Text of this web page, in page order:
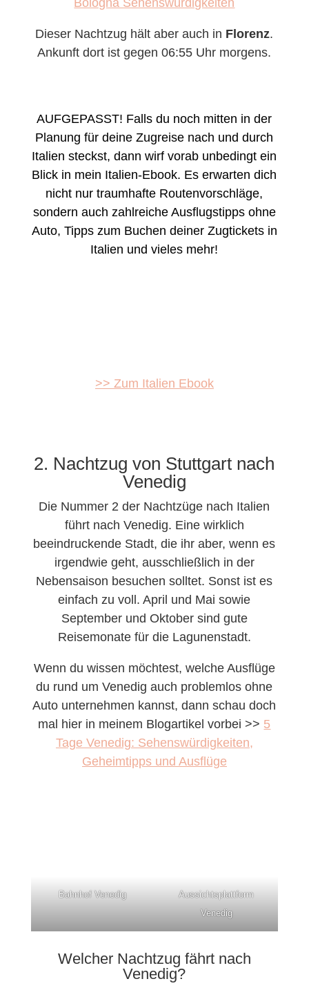
Dieser Nachtzug hält aber auch in Florenz.
Ankunft dort ist gegen 06:55 Uhr morgens.
AUFGEPASST! Falls du noch mitten in der
Planung für deine Zugreise nach und durch
Italien steckst, dann wirf vorab unbedingt ein
Blick in mein Italien-Ebook. Es erwarten dich
nicht nur traumhafte Routenvorschläge,
sondern auch zahlreiche Ausflugstipps ohne
Auto, Tipps zum Buchen deiner Zugtickets in
Italien und vieles mehr!
>> Zum Italien Ebook
2. Nachtzug von Stuttgart nach
Venedig
Die Nummer 2 der Nachtzüge nach Italien
führt nach Venedig. Eine wirklich
beeindruckende Stadt, die ihr aber, wenn es
irgendwie geht, ausschließlich in der
Nebensaison besuchen solltet. Sonst ist es
einfach zu voll. April und Mai sowie
September und Oktober sind gute
Reisemonate für die Lagunenstadt.
Wenn du wissen möchtest, welche Ausflüge
du rund um Venedig auch problemlos ohne
Auto unternehmen kannst, dann schau doch
mal hier in meinem Blogartikel vorbei >> 5
Tage Venedig: Sehenswürdigkeiten,
Geheimtipps und Ausflüge
Bahnhof Venedig
Aussichtsplattform
Venedig
Welcher Nachtzug fährt nach
Venedig?